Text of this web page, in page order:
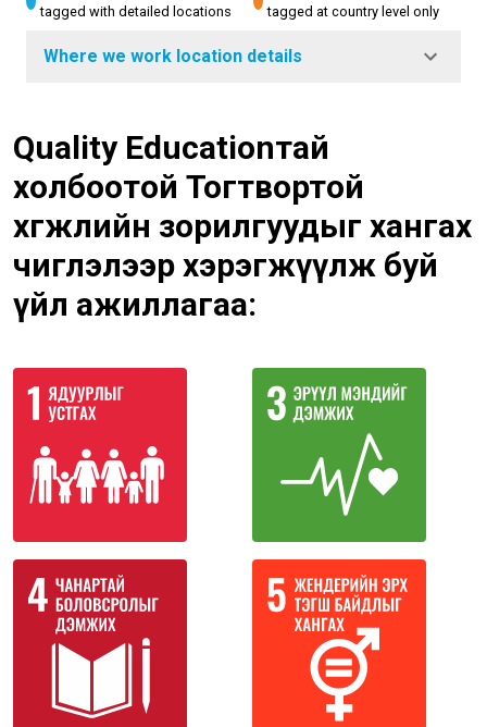
tagged with detailed locations tagged at country level only
Where we work location details
Quality Educationтай
холбоотой Тогтвортой
хөгжлийн зорилгуудыг хангах
чиглэлээр хэрэгжүүлж буй
үйл ажиллагаа: